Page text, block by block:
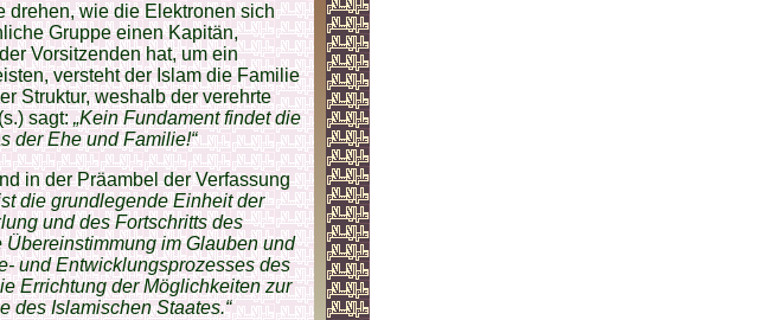
drehen, wie die Elektronen sich
Gruppe einen Kapitän,
Vorsitzenden hat, um ein
versteht der Islam die Familie
Struktur, weshalb der verehrte
sagt:„Kein Fundament findet die
der Ehe und Familie!“
in der Präambel der Verfassung
die grundlegende Einheit der
und des Fortschritts des
im Glauben und
und Entwicklungsprozesses des
Errichtung der Möglichkeiten zur
des Islamischen Staates.“